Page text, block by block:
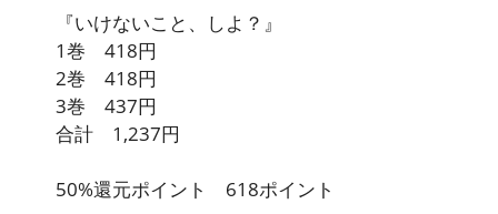
『いけないこと、しよ？』
1巻 418円
2巻 418円
3巻 437円
合計 1,237円
50%還元ポイント 618ポイント